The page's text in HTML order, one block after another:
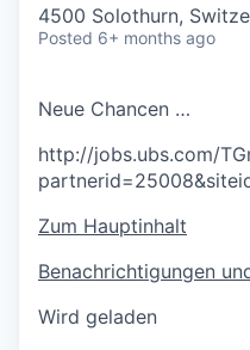
4500 Solothurn,
Posted 6+ months ago
Neue Chancen …
http://jobs.ubs.com/
Zum Hauptinhalt
Benachrichtigungen
Wird geladen